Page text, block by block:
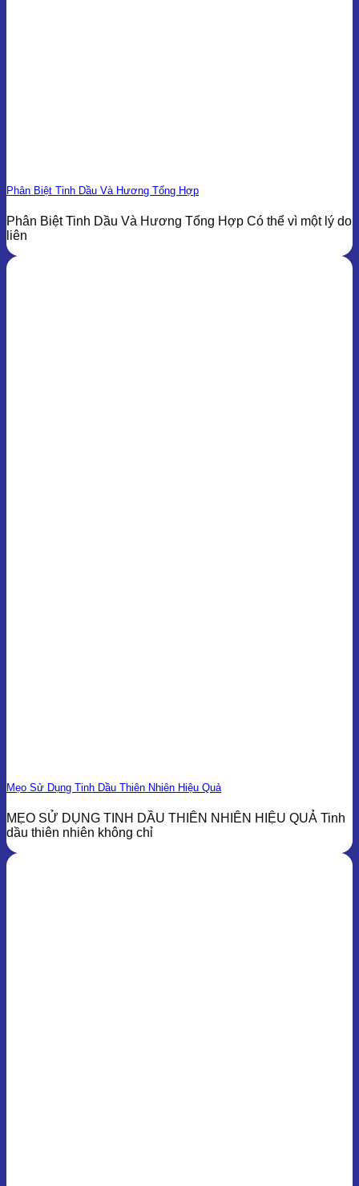
Phân Biệt Tinh Dầu Và Hương Tổng Hợp
Phân Biệt Tinh Dầu Và Hương Tổng Hợp Có thể vì một lý do
liên
Mẹo Sử Dụng Tinh Dầu Thiên Nhiên Hiệu Quả
MẸO SỬ DỤNG TINH DẦU THIÊN NHIÊN HIỆU QUẢ Tinh
dầu thiên nhiên không chỉ